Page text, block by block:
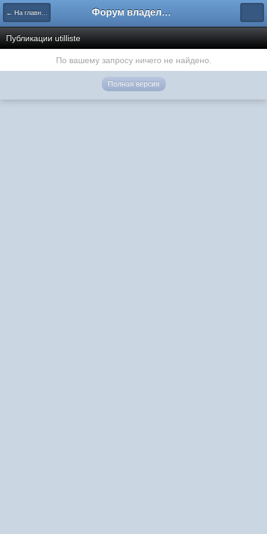
← На главную Форум владельцев интернет-магазинов
Публикации utilliste
По вашему запросу ничего не найдено.
Полная версия